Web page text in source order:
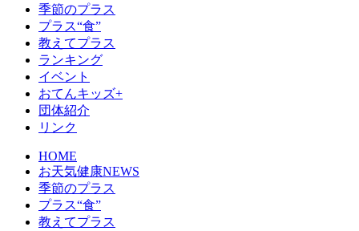
季節のプラス
プラス“食”
教えてプラス
ランキング
イベント
おてんキッズ+
団体紹介
リンク
HOME
お天気健康NEWS
季節のプラス
プラス“食”
教えてプラス